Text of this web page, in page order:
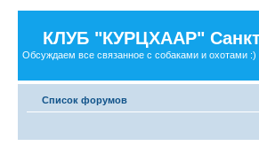
КЛУБ "КУРЦХААР"
Обсуждаем все связанное с собаками и охотами :)
Список форумов